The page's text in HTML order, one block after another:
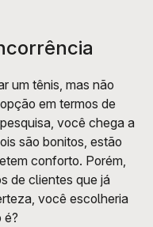
um tênis, mas não
em termos de
você chega a
são bonitos, estão
conforto. Porém,
de clientes que já
você escolheria
é?